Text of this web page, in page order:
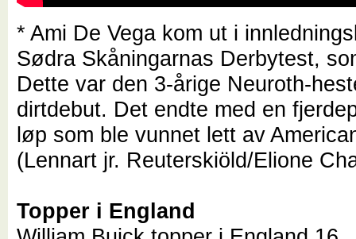
* Ami De Vega kom ut i
Sødra Skåningarnas Derbytest,
Dette var den 3-årige Neuroth-
dirtdebut. Det endte med en
løp som ble vunnet lett av
(Lennart jr. Reuterskiöld/Elione
Topper i England